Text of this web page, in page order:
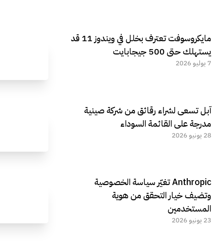
مايكروسوفت تعترف بخلل في ويندوز 11 قد
يستهلك حتى 500 جيجابايت
7 يوليو 2026
آبل تسعى لشراء رقائق من شركة صينية
مدرجة على القائمة السوداء
28 يونيو 2026
Anthropic تغيّر سياسة الخصوصية
وتضيف خيار التحقق من هوية
المستخدمين
23 يونيو 2026